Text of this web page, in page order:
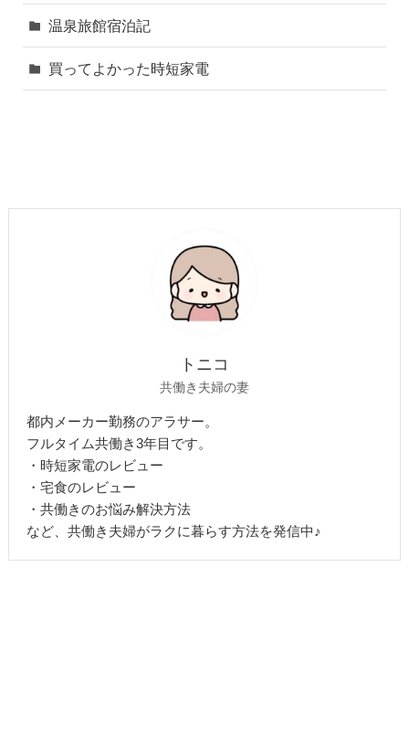
温泉旅館宿泊記
買ってよかった時短家電
トニコ
共働き夫婦の妻
都内メーカー勤務のアラサー。
フルタイム共働き3年目です。
・時短家電のレビュー
・宅食のレビュー
・共働きのお悩み解決方法
など、共働き夫婦がラクに暮らす方法を発信中♪